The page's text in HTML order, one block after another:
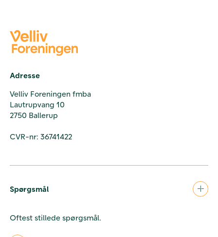
Adresse
Velliv Foreningen fmba
Lautrupvang 10
2750 Ballerup
CVR-nr: 36741422
Spørgsmål
Oftest stillede spørgsmål.